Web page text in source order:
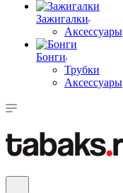
Зажигалки
Аксессуары
Бонги
Трубки
Аксессуары